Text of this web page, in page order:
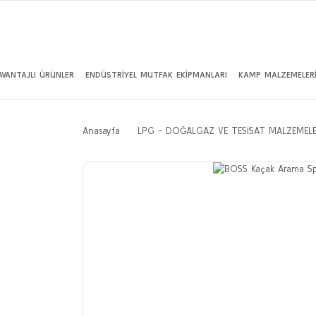
ÜRÜNLER ENDÜSTRİYEL MUTFAK EKİPMANLARI KAMP MALZEMELERİ
Anasayfa LPG - DOĞALGAZ VE TESİSAT